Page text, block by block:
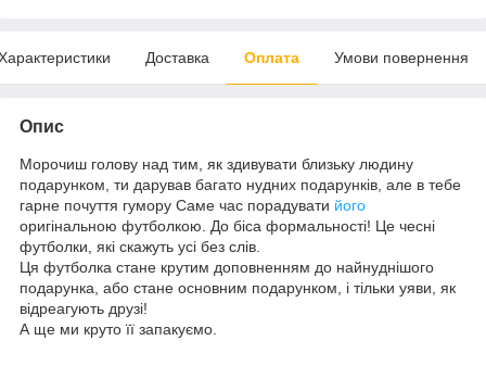
Доставка Оплата Умови повернення
Опис
Морочиш голову над тим, як здивувати близьку людину
подарунком, ти дарував багато нудних подарунків, але в тебе
гарне почуття гумору Саме час порадувати його
оригінальною футболкою. До біса формальності! Це чесні
футболки, які скажуть усі без слів.
Ця футболка стане крутим доповненням до найнуднішого
подарунка, або стане основним подарунком, і тільки уяви, як
відреагують друзі!
А ще ми круто її запакуємо.